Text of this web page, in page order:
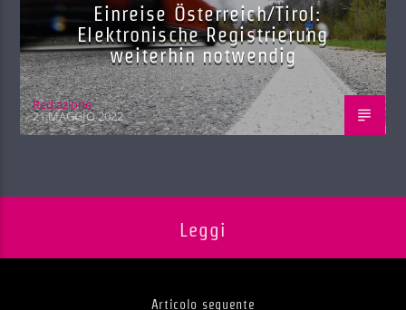
Einreise Österreich/Tirol:
Elektronische Registrierung
weiterhin notwendig
Red.azione
21 MAGGIO 2022
Leggi
Articolo seguente